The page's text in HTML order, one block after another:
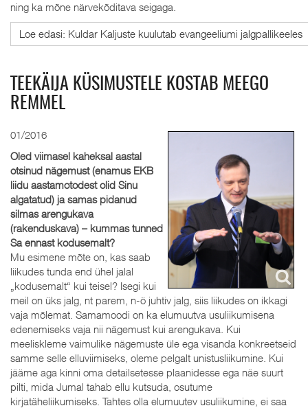
ning ka mõne närvekõditava seigaga.
Loe edasi: Kuldar Kaljuste kuulutab evangeeliumi jalgpallikeeles
TEEKÄIJA KÜSIMUSTELE KOSTAB MEEGO
REMMEL
01/2016
Oled viimasel kaheksal aastal
otsinud nägemust (enamus EKB
liidu aastamotodest olid Sinu
algatatud) ja samas pidanud
silmas arengukava
(rakenduskava) – kummas tunned
Sa ennast kodusemalt?
Mu esimene mõte on, kas saab
liikudes tunda end ühel jalal
„kodusemalt“ kui teisel? Isegi kui
meil on üks jalg, nt parem, n-ö juhtiv jalg, siis liikudes on ikkagi
vaja mõlemat. Samamoodi on ka elumuutva usuliikumisena
edenemiseks vaja nii nägemust kui arengukava. Kui
meeliskleme vaimulike nägemuste üle ega visanda konkreetseid
samme selle elluviimiseks, oleme pelgalt unistusliikumine. Kui
jääme aga kinni oma detailsetesse plaanidesse ega näe suurt
pilti, mida Jumal tahab ellu kutsuda, osutume
kirjatäheliikumiseks. Tahtes olla elumuutev usuliikumine, ei saa